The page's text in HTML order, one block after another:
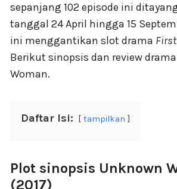
sepanjang 102 episode ini
tanggal 24 April hingga 15
ini menggantikan slot drama
Berikut sinopsis dan review
Woman.
Daftar Isi: tampilkan
Plot sinopsis Unknown
(2017)